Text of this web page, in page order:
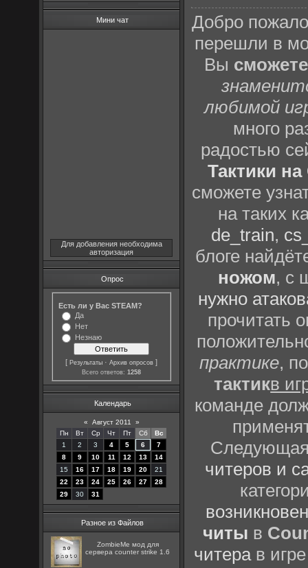
Мини чат
Для добавления необходима
авторизация
Опрос
Есть ли у Вас STEAM?
Да
Нет
Незнаю
[Результаты ·Архив опросов ]
Всего ответов:1258
Календарь
« Август 2011
»
Пн
Вт Ср Чт Пт Сб
Вс
1
2 3 4 5 6
7
8
9 10 11 12 13
14
15
16 17 18 19 20
21
22
23 24 25 26 27
28
29
30 31
Разное из Файлов
ZombieMe мод для
сервера counter strike 1.6
Добро
перешли в
Вы
любимой
много
радостью
Тактики
сможете
на таких
de_train,
блоге
ножом, с
нужно
прочитать
практике,
тактикв
команде
Следующая
читеров и
читы в
читерав